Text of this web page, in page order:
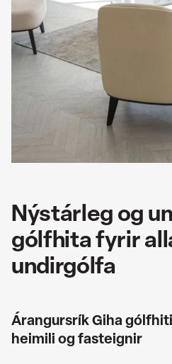
Nýstárleg og
gólfhita fyrir
undirgólfa
Árangursrík Giha
heimili og fasteignir